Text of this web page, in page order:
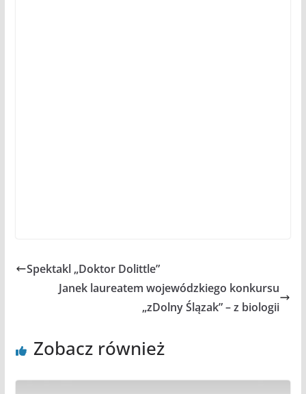
Spektakl „Doktor Dolittle”
Janek laureatem wojewódzkiego konkursu
„zDolny Ślązak” – z biologii
Zobacz również